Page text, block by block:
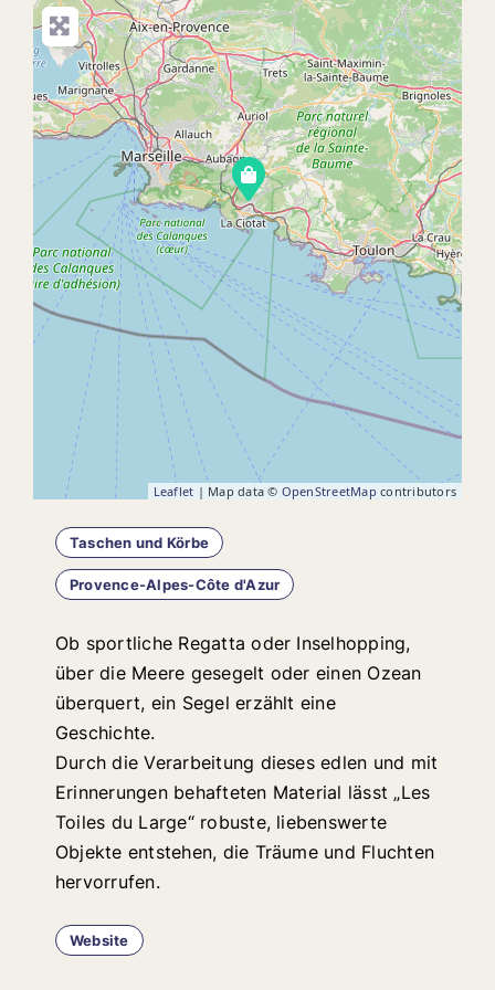
Leaflet | Map data © OpenStreetMap contributors
Taschen und Körbe
Provence-Alpes-Côte d'Azur
Ob sportliche Regatta oder Inselhopping,
über die Meere gesegelt oder einen Ozean
überquert, ein Segel erzählt eine
Geschichte.
Durch die Verarbeitung dieses edlen und mit
Erinnerungen behafteten Material lässt „Les
Toiles du Large“ robuste, liebenswerte
Objekte entstehen, die Träume und Fluchten
hervorrufen.
Website